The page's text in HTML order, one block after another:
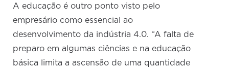
A educação é outro ponto visto pelo
empresário como essencial ao
desenvolvimento da indústria 4.0. “A falta de
preparo em algumas ciências e na educação
básica limita a ascensão de uma quantidade